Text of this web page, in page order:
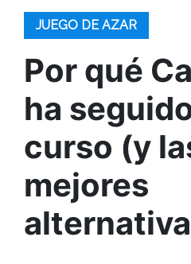
JUEGO DE AZAR
Por qué
ha
curso (y
mejores